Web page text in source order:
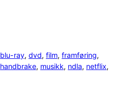
blu-ray, dvd, film, framføring
handbrake, musikk, ndla, netflix